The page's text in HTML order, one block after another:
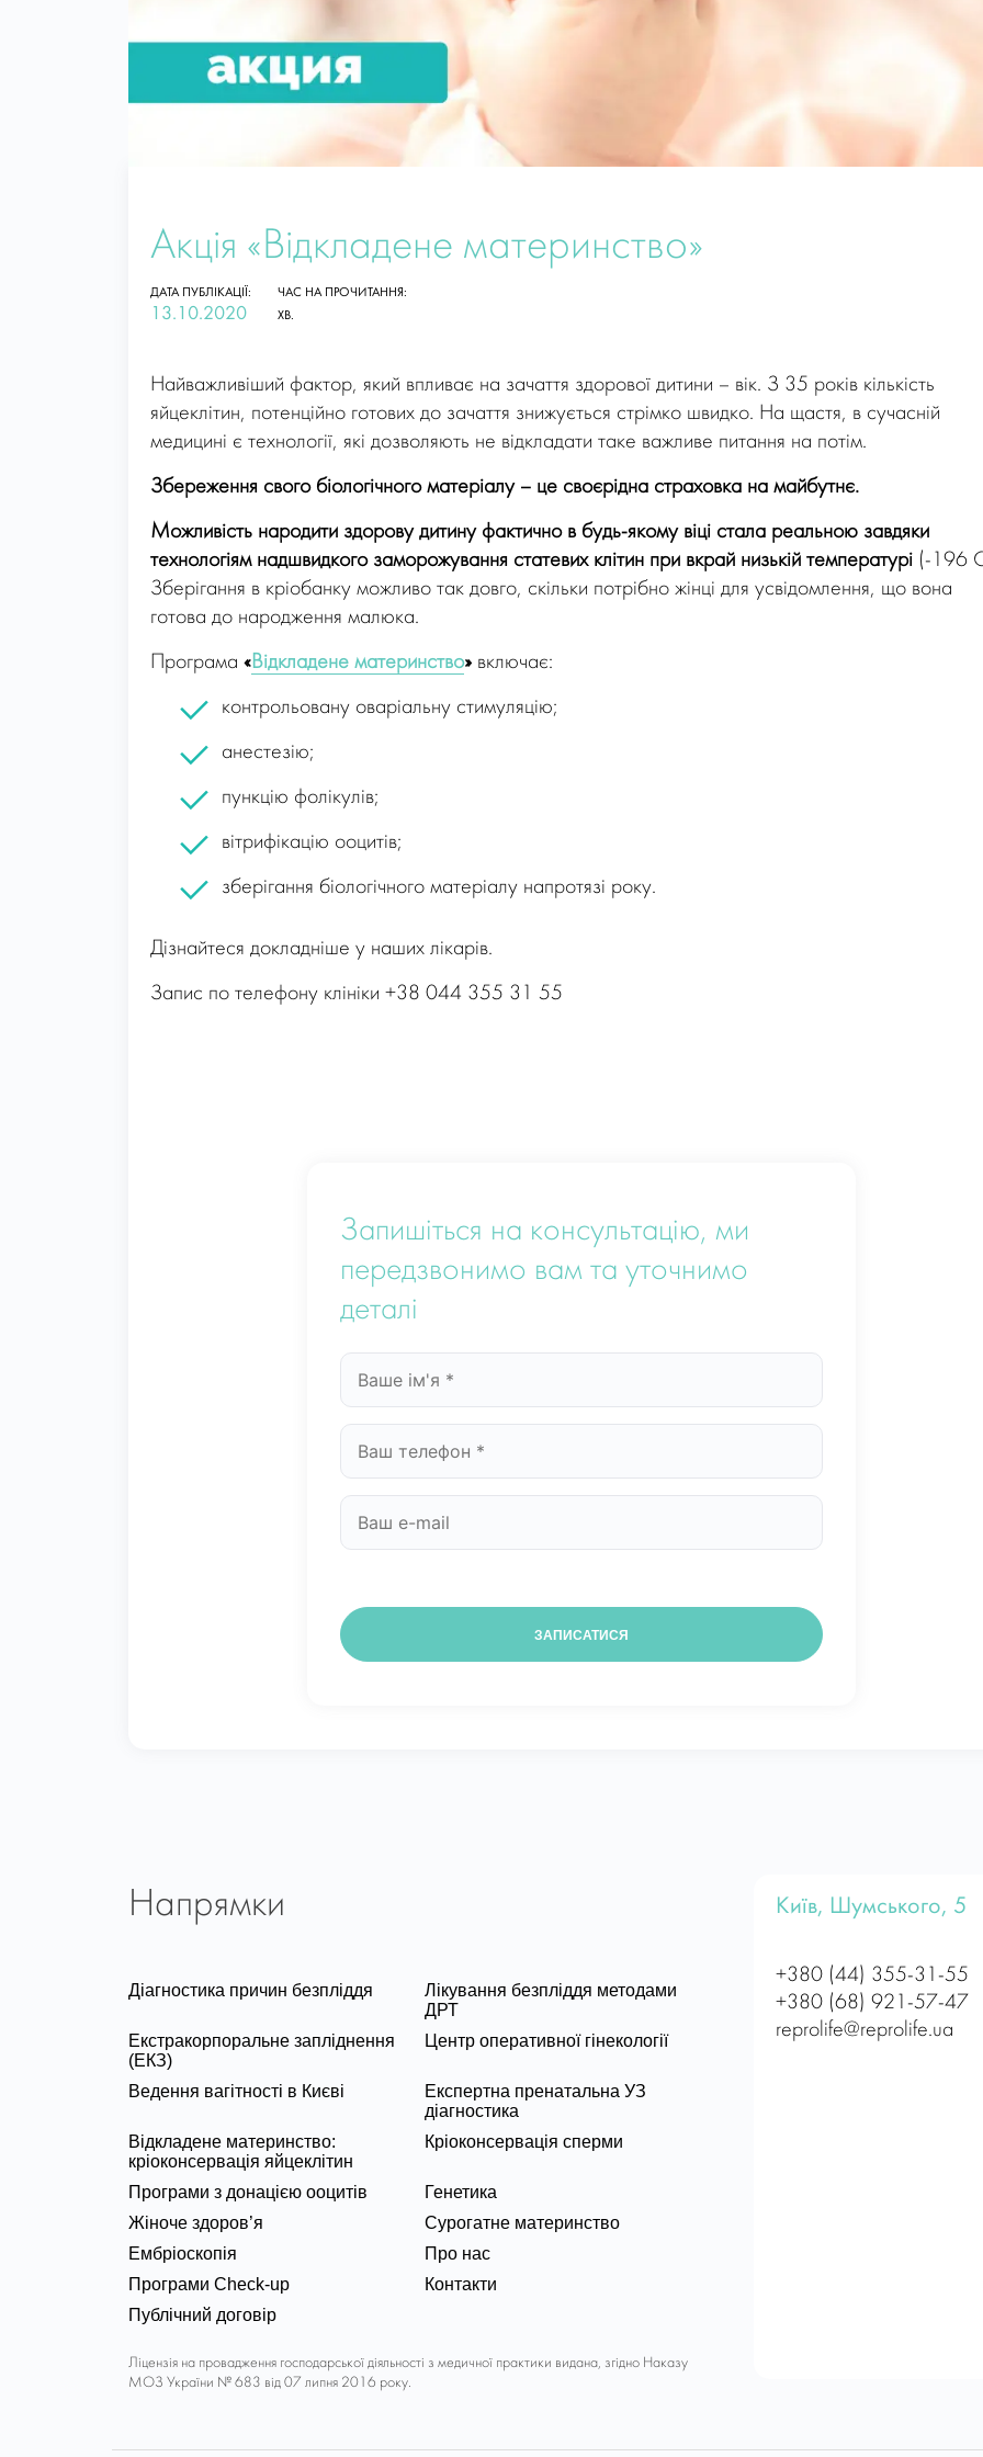
Акція «Відкладене материнство»
ДАТА ПУБЛІКАЦІЇ:
13.10.2020
ЧАС НА ПРОЧИТАННЯ:
ХВ.
Найважливіший фактор, який впливає на зачаття здорової дитини – вік. З 35 років кількість
яйцеклітин, потенційно готових до зачаття знижується стрімко швидко. На щастя, в сучасній
медицині є технології, які дозволяють не відкладати таке важливе питання на потім.
Збереження свого біологічного матеріалу – це своєрідна страховка на майбутнє.
Можливість народити здорову дитину фактично в будь-якому віці стала реальною завдяки
технологіям надшвидкого заморожування статевих клітин при вкрай низькій температурі (-196
Зберігання в кріобанку можливо так довго, скільки потрібно жінці для усвідомлення, що вона
готова до народження малюка.
Програма «Відкладене материнство» включає:
контрольовану оваріальну стимуляцію;
анестезію;
пункцію фолікулів;
вітрифікацію ооцитів;
зберігання біологічного матеріалу напротязі року.
Дізнайтеся докладніше у наших лікарів.
Запис по телефону клініки +38 044 355 31 55
Запишіться на консультацію, ми
передзвонимо вам та уточнимо
деталі
Напрямки
Діагностика причин безпліддя
Лікування безпліддя методами
ДРТ
Екстракорпоральне запліднення
(ЕКЗ)
Центр оперативної гінекології
Ведення вагітності в Києві
Експертна пренатальна УЗ
діагностика
Відкладене материнство:
кріоконсервація яйцеклітин
Кріоконсервація сперми
Програми з донацією ооцитів
Генетика
Жіноче здоров’я
Сурогатне материнство
Ембріоскопія
Про нас
Програми Check-up
Контакти
Публічний договір
Ліцензія на провадження господарської діяльності з медичної практики видана, згідно Наказу
МОЗ України № 683 від 07 липня 2016 року.
Київ, Шумського, 5
+380 (44) 355-31-55
+380 (68) 921-57-47
reprolife@reprolife.ua